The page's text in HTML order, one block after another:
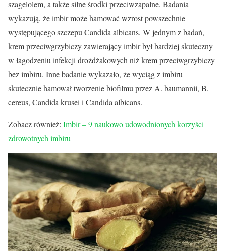
szagelolem, a także silne środki przeciwzapalne. Badania
wykazują, że imbir może hamować wzrost powszechnie
występującego szczepu Candida albicans. W jednym z badań,
krem przeciwgrzybiczy zawierający imbir był bardziej skuteczny
w łagodzeniu infekcji drożdżakowych niż krem przeciwgrzybiczy
bez imbiru. Inne badanie wykazało, że wyciąg z imbiru
skutecznie hamował tworzenie biofilmu przez A. baumannii, B.
cereus, Candida krusei i Candida albicans.
Zobacz również: Imbir – 9 naukowo udowodnionych korzyści
zdrowotnych imbiru